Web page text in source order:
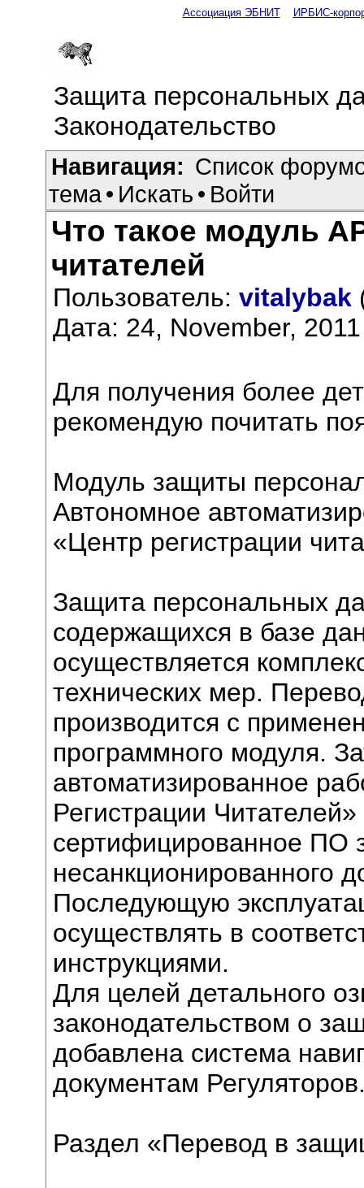
Ассоциация ЭБНИТ ИРБИС-
Защита персональных
Законодательство
Навигация: Список
тема• Искать • Войти
Что такое модуль
читателей
Пользователь:vitalybak
Дата: 24, November,
Для получения более
рекомендую почитать
Модуль защиты
Автономное
«Центр регистрации
Защита персональных
содержащихся в базе
осуществляется
технических мер.
производится с
программного модуля.
автоматизированное
Регистрации
сертифицированное ПО
несанкционированного
Последующую
осуществлять в
инструкциями.
Для целей детального
законодательством о
добавлена система
документам
Раздел «Перевод в